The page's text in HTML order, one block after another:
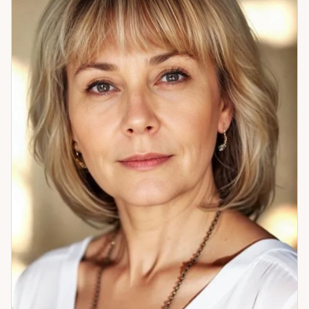
потерь: папа, брат, мама. В этом горе я нашла учителя — и
себя. Это изменило и то, как я работаю: из понимания
боли, а не из теории. Вырос опыт в «старом еврейском
дворике» — где умели хранить знание и передавать его из
рук в руки. Это тоже часть того, кем я стала. Если вам
нужно разомкнуть петлю — приходите. Разберёмся
вместе.